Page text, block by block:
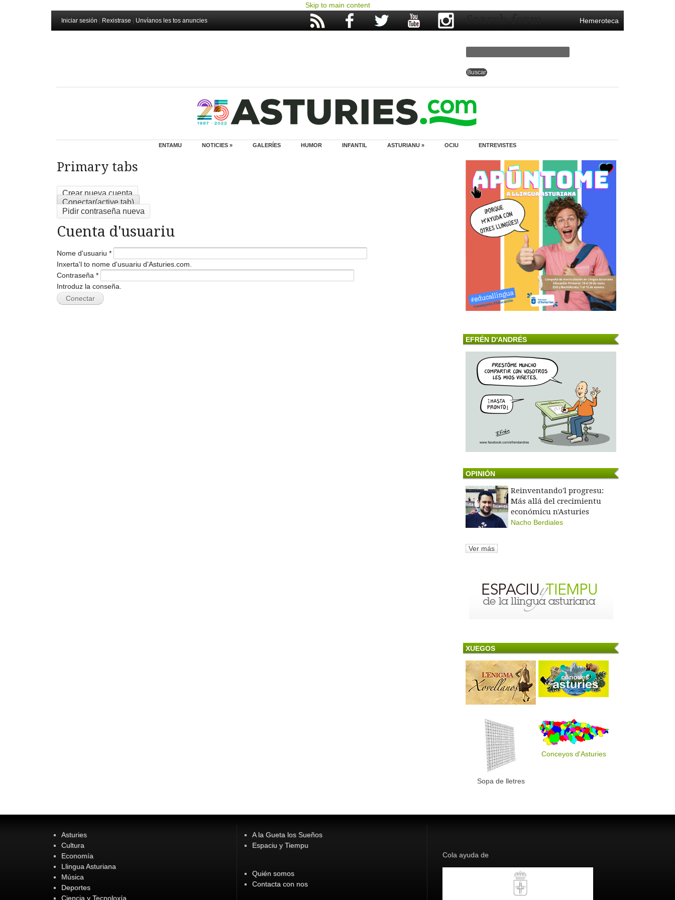
Skip to main content
Iniciar sesión Rexistrase Unvíanos les tos anuncies Hemeroteca
Search form
ENTAMU NOTICIES » GALERÍES HUMOR INFANTIL ASTURIANU » OCIU ENTREVISTES
Primary tabs
Crear nueva cuenta
Conectar(active tab)
Pidir contraseña nueva
Cuenta d'usuariu
Nome d'usuariu *
Inxerta'l to nome d'usuariu d'Asturies.com.
Contraseña *
Introduz la conseña.
EFRÉN D'ANDRÉS
OPINIÓN
Reinventando'l progresu:
Más allá del crecimientu
económicu n'Asturies
Nacho Berdiales
Ver más
XUEGOS
Sopa de lletres
Conceyos d'Asturies
Asturies
Cultura
Economía
Llingua Asturiana
Música
Deportes
Ciencia y Tecnoloxía
A la Gueta los Sueños
Espaciu y Tiempu
Quién somos
Contacta con nos
Cola ayuda de